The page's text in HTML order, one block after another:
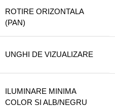
ROTIRE ORIZONTALA
(PAN)
UNGHI DE VIZUALIZARE
ILUMINARE MINIMA
COLOR SI ALB/NEGRU